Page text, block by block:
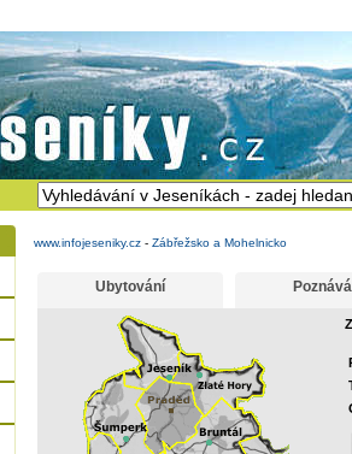
www.infojeseniky.cz - Zábřežsko a Mohelnicko
Ubytování